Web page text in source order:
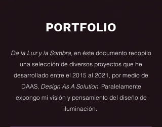
PORTFOLIO
De la Luz y la Sombra, en éste documento recopilo
una selección de diversos proyectos que he
desarrollado entre el 2015 al 2021, por medio de
DAAS, Design As A Solution. Paralelamente
expongo mi visión y pensamiento del diseño de
iluminación.